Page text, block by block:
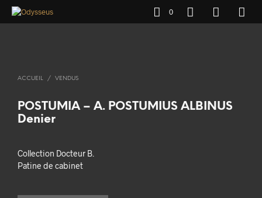
0
ACCUEIL / VENDUS
POSTUMIA – A. POSTUMIUS ALBINUS
Denier
Collection Docteur B.
Patine de cabinet